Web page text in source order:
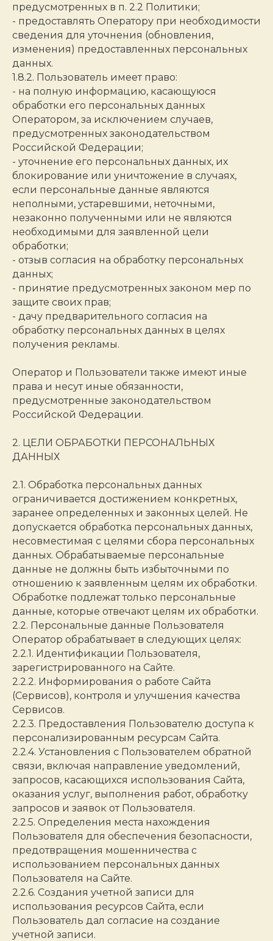
предусмотренных в п. 2.2 Политики;
- предоставлять Оператору при необходимости
сведения для уточнения (обновления,
изменения) предоставленных персональных
данных.
1.8.2. Пользователь имеет право:
- на полную информацию, касающуюся
обработки его персональных данных
Оператором, за исключением случаев,
предусмотренных законодательством
Российской Федерации;
- уточнение его персональных данных, их
блокирование или уничтожение в случаях,
если персональные данные являются
неполными, устаревшими, неточными,
незаконно полученными или не являются
необходимыми для заявленной цели
обработки;
- отзыв согласия на обработку персональных
данных;
- принятие предусмотренных законом мер по
защите своих прав;
- дачу предварительного согласия на
обработку персональных данных в целях
получения рекламы.
Оператор и Пользователи также имеют иные
права и несут иные обязанности,
предусмотренные законодательством
Российской Федерации.
2. ЦЕЛИ ОБРАБОТКИ ПЕРСОНАЛЬНЫХ
ДАННЫХ
2.1. Обработка персональных данных
ограничивается достижением конкретных,
заранее определенных и законных целей. Не
допускается обработка персональных данных,
несовместимая с целями сбора персональных
данных. Обрабатываемые персональные
данные не должны быть избыточными по
отношению к заявленным целям их обработки.
Обработке подлежат только персональные
данные, которые отвечают целям их обработки.
2.2. Персональные данные Пользователя
Оператор обрабатывает в следующих целях:
2.2.1. Идентификации Пользователя,
зарегистрированного на Сайте.
2.2.2. Информирования о работе Сайта
(Сервисов), контроля и улучшения качества
Сервисов.
2.2.3. Предоставления Пользователю доступа к
персонализированным ресурсам Сайта.
2.2.4. Установления с Пользователем обратной
связи, включая направление уведомлений,
запросов, касающихся использования Сайта,
оказания услуг, выполнения работ, обработку
запросов и заявок от Пользователя.
2.2.5. Определения места нахождения
Пользователя для обеспечения безопасности,
предотвращения мошенничества с
использованием персональных данных
Пользователя на Сайте.
2.2.6. Создания учетной записи для
использования ресурсов Сайта, если
Пользователь дал согласие на создание
учетной записи.